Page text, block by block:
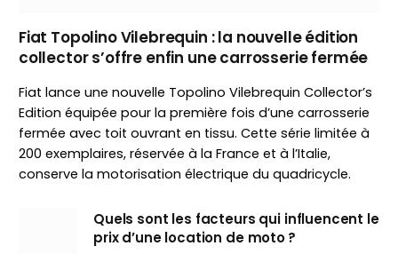
Fiat Topolino Vilebrequin : la nouvelle édition
collector s’offre enfin une carrosserie fermée
Fiat lance une nouvelle Topolino Vilebrequin Collector’s
Edition équipée pour la première fois d’une carrosserie
fermée avec toit ouvrant en tissu. Cette série limitée à
200 exemplaires, réservée à la France et à l’Italie,
conserve la motorisation électrique du quadricycle.
Quels sont les facteurs qui influencent le
prix d’une location de moto ?